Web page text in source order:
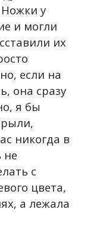
Ножки у
и могли
их
если на
она сразу
я бы
никогда в
не
с
цвета,
а лежала